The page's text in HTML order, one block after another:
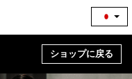
ショップに戻る